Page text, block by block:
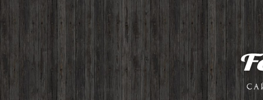
Перейти к основному содержанию